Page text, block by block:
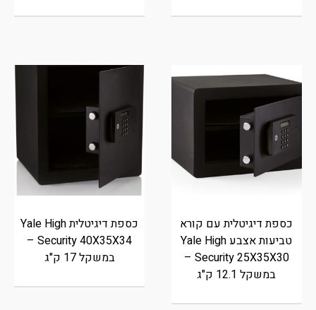
כספת דיגיטלית עם קורא
טביעות אצבע Yale High
Security 25X35X30 –
במשקל 12.1 ק"ג
כספת דיגיטלית Yale High
Security 40X35X34 –
במשקל 17 ק"ג